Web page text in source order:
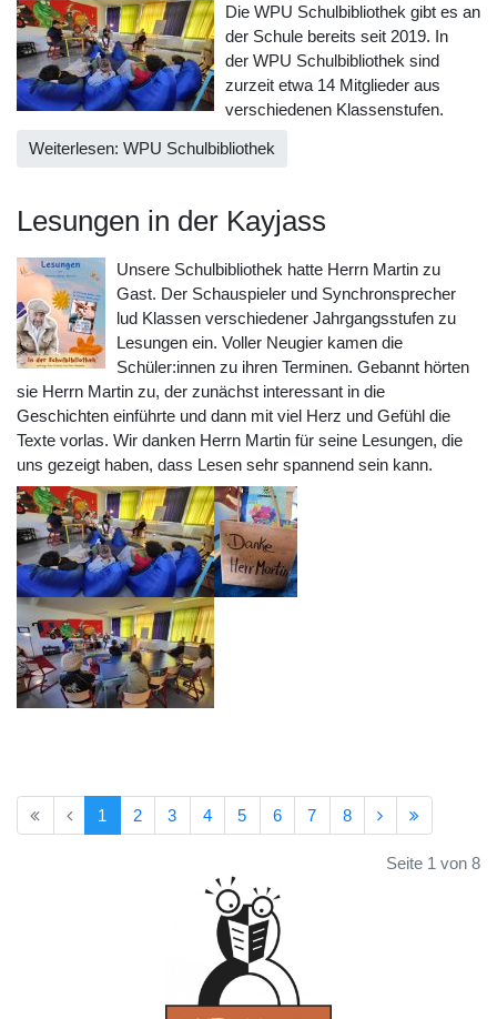
Die WPU Schulbibliothek gibt es an
der Schule bereits seit 2019. In
der WPU Schulbibliothek sind
zurzeit etwa 14 Mitglieder aus
verschiedenen Klassenstufen.
Weiterlesen: WPU Schulbibliothek
Lesungen in der Kayjass
Unsere Schulbibliothek hatte Herrn Martin zu
Gast. Der Schauspieler und Synchronsprecher
lud Klassen verschiedener Jahrgangsstufen zu
Lesungen ein. Voller Neugier kamen die
Schüler:innen zu ihren Terminen. Gebannt hörten
sie Herrn Martin zu, der zunächst interessant in die
Geschichten einführte und dann mit viel Herz und Gefühl die
Texte vorlas. Wir danken Herrn Martin für seine Lesungen, die
uns gezeigt haben, dass Lesen sehr spannend sein kann.
1 2 3 4 5 6 7 8
Seite 1 von 8